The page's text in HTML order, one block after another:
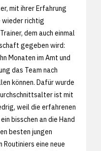
mit ihrer Erfahrung
wieder richtig
dem auch einmal
gegeben wird:
Monaten im Amt und
das Team nach
können. Dafür wurde
ist mit
weil die erfahrenen
bisschen an die Hand
besten jungen
eine neue